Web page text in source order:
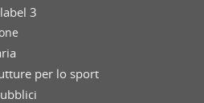
3
per lo sport